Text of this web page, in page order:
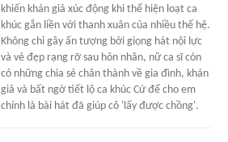
khiến khán giả xúc động khi thể hiện loạt ca
khúc gắn liền với thanh xuân của nhiều thế hệ.
Không chỉ gây ấn tượng bởi giọng hát nội lực
và vẻ đẹp rạng rỡ sau hôn nhân, nữ ca sĩ còn
có những chia sẻ chân thành về gia đình, khán
giả và bất ngờ tiết lộ ca khúc Cứ để cho em
chính là bài hát đã giúp cô 'lấy được chồng'.